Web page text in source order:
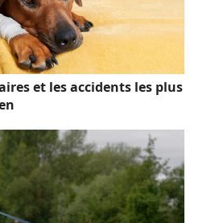
et les accidents les plus